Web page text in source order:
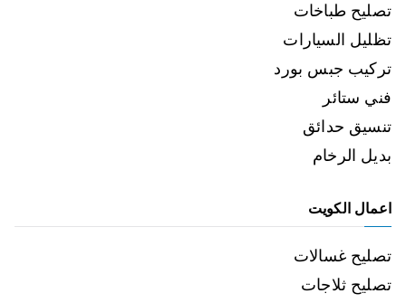
تصليح طباخات
تظليل السيارات
تركيب جبس بورد
فني ستائر
تنسيق حدائق
بديل الرخام
اعمال الكويت
تصليح غسالات
تصليح ثلاجات